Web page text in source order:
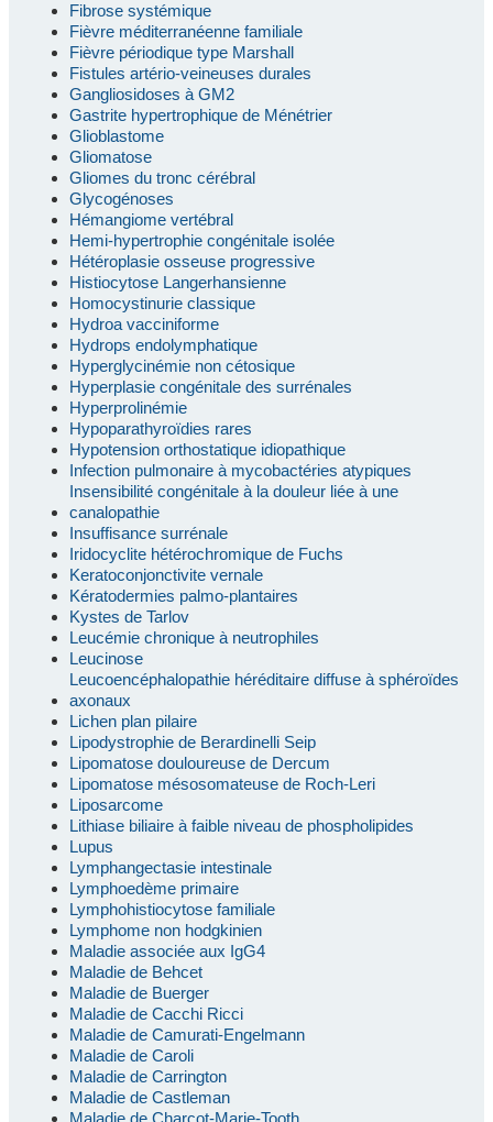
Fibrose systémique
Fièvre méditerranéenne familiale
Fièvre périodique type Marshall
Fistules artério-veineuses durales
Gangliosidoses à GM2
Gastrite hypertrophique de Ménétrier
Glioblastome
Gliomatose
Gliomes du tronc cérébral
Glycogénoses
Hémangiome vertébral
Hemi-hypertrophie congénitale isolée
Hétéroplasie osseuse progressive
Histiocytose Langerhansienne
Homocystinurie classique
Hydroa vacciniforme
Hydrops endolymphatique
Hyperglycinémie non cétosique
Hyperplasie congénitale des surrénales
Hyperprolinémie
Hypoparathyroïdies rares
Hypotension orthostatique idiopathique
Infection pulmonaire à mycobactéries atypiques
Insensibilité congénitale à la douleur liée à une
canalopathie
Insuffisance surrénale
Iridocyclite hétérochromique de Fuchs
Keratoconjonctivite vernale
Kératodermies palmo-plantaires
Kystes de Tarlov
Leucémie chronique à neutrophiles
Leucinose
Leucoencéphalopathie héréditaire diffuse à sphéroïdes
axonaux
Lichen plan pilaire
Lipodystrophie de Berardinelli Seip
Lipomatose douloureuse de Dercum
Lipomatose mésosomateuse de Roch-Leri
Liposarcome
Lithiase biliaire à faible niveau de phospholipides
Lupus
Lymphangectasie intestinale
Lymphoedème primaire
Lymphohistiocytose familiale
Lymphome non hodgkinien
Maladie associée aux IgG4
Maladie de Behcet
Maladie de Buerger
Maladie de Cacchi Ricci
Maladie de Camurati-Engelmann
Maladie de Caroli
Maladie de Carrington
Maladie de Castleman
Maladie de Charcot-Marie-Tooth